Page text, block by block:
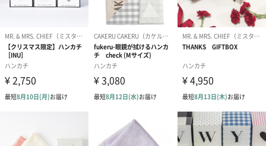
あり（770円）
紙袋